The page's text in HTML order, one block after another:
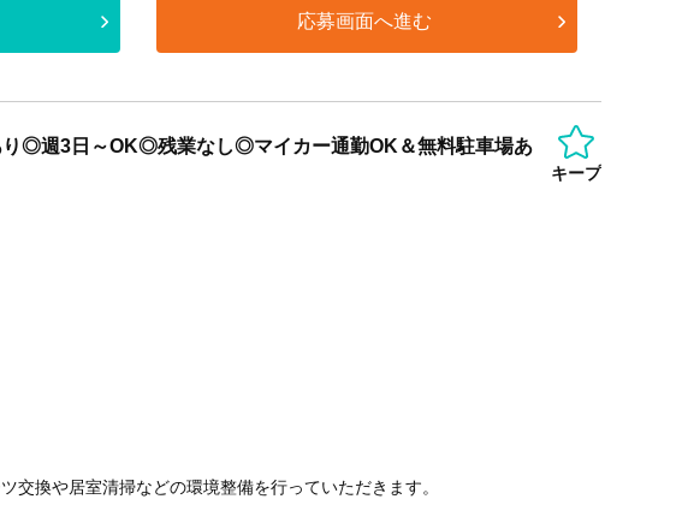
応募画面へ進む
◎週3日～OK◎残業なし◎マイカー通勤OK＆無料駐車場あ
キープ
交換や居室清掃などの環境整備を行っていただきます。